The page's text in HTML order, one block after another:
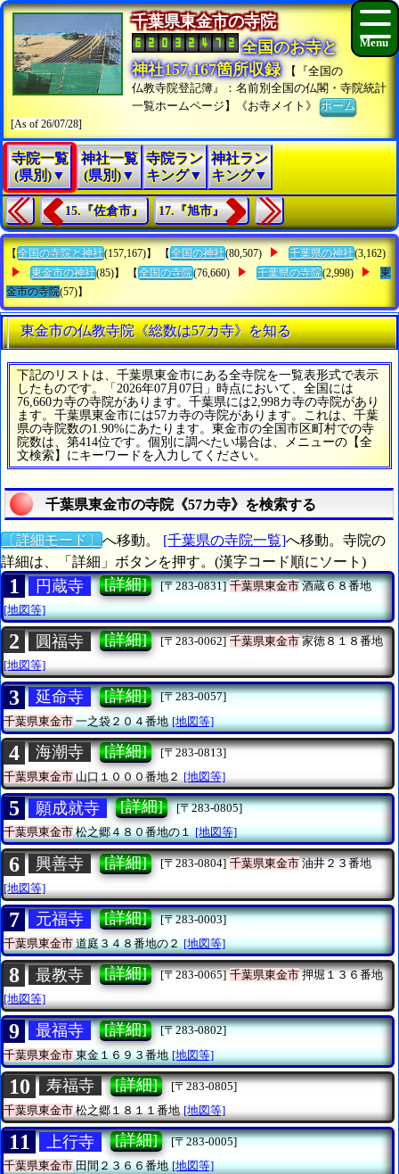
千葉県東金市の寺院
全国のお寺と
神社157,167箇所収録
【『全国の
仏教寺院登記簿』：名前別全国の仏閣・寺院統計
一覧ホームページ】《お寺メイト》ホーム
[As of 26/07/28]
寺院一覧
(県別)▼
神社一覧
(県別)▼
寺院ラン
キング▼
神社ラン
キング▼
15.『佐倉市』 17.『旭市』
【 全国の寺院と神社(157,167)】 【 全国の神社(80,507) 千葉県の神社(3,162)
東金市の神社(85)】 【 全国の寺院(76,660) 千葉県の寺院(2,998)
東
金市の寺院(57)】
東金市の仏教寺院《総数は57カ寺》を知る
下記のリストは、千葉県東金市にある全寺院を一覧表形式で表示
したものです。「2026年07月07日」時点において、全国には
76,660カ寺の寺院があります。千葉県には2,998カ寺の寺院があり
ます。千葉県東金市には57カ寺の寺院があります。これは、千葉
県の寺院数の1.90%にあたります。東金市の全国市区町村での寺
院数は、第414位です。個別に調べたい場合は、メニューの【全
文検索】にキーワードを入力してください。
千葉県東金市の寺院《57カ寺》を検索する
〔詳細モード〕 へ移動。 [千葉県の寺院一覧]へ移動。寺院の
詳細は、「詳細」ボタンを押す。(漢字コード順にソート)
1 円蔵寺 [詳細] [〒283-0831] 千葉県東金市酒蔵６８番地
[地図等]
2 圓福寺 [詳細] [〒283-0062] 千葉県東金市家徳８１８番地
[地図等]
3 延命寺 [詳細]
[〒283-0057]
千葉県東金市一之袋２０４番地 [地図等]
4 海潮寺 [詳細]
[〒283-0813]
千葉県東金市 山口１０００番地２ [地図等]
5 願成就寺 [詳細]
[〒283-0805]
千葉県東金市松之郷４８０番地の１ [地図等]
6 興善寺 [詳細] [〒283-0804] 千葉県東金市油井２３番地
[地図等]
7 元福寺 [詳細]
[〒283-0003]
千葉県東金市道庭３４８番地の２ [地図等]
8 最教寺 [詳細] [〒283-0065] 千葉県東金市押堀１３６番地
[地図等]
9 最福寺 [詳細]
[〒283-0802]
千葉県東金市東金１６９３番地 [地図等]
10 寿福寺 [詳細]
[〒283-0805]
千葉県東金市 松之郷１８１１番地 [地図等]
11 上行寺 [詳細]
[〒283-0005]
千葉県東金市田間２３６６番地 [地図等]